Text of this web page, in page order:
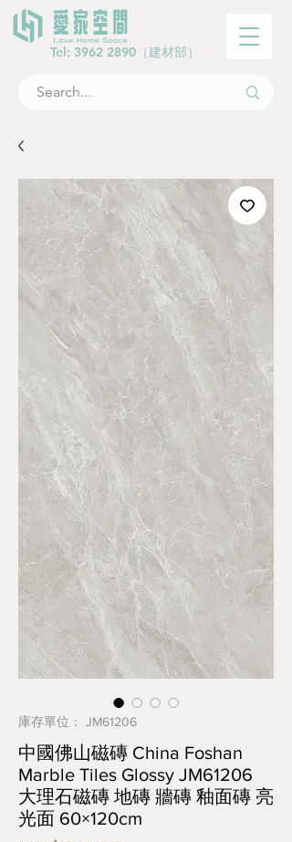
Tel: 3962 2890 （建材部）
庫存單位： JM61206
中國佛山磁磚 China Foshan
Marble Tiles Glossy JM61206
大理石磁磚 地磚 牆磚 釉面磚 亮
光面 60×120cm